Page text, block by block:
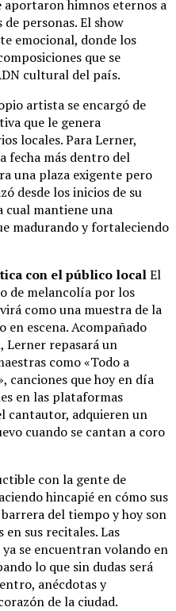
aportaron himnos eternos a
personas. El show
emocional, donde los
que se
cultural del país.
artista se encargó de
que le genera
locales. Para Lerner,
fecha más dentro del
una plaza exigente pero
desde los inicios de su
cual mantiene una
madurando y fortaleciendo
con el público localEl
de melancolía por los
como una muestra de la
escena. Acompañado
Lerner repasará un
como «Todo a
canciones que hoy en día
en las plataformas
cantautor, adquieren un
cuando se cantan a coro
con la gente de
hincapié en cómo sus
del tiempo y hoy son
sus recitales. Las
se encuentran volando en
lo que sin dudas será
anécdotas y
de la ciudad.